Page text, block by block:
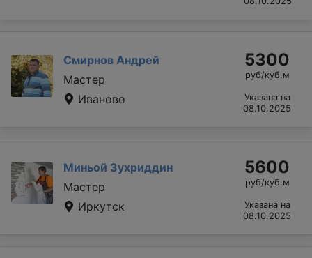
Смирнов Андрей
Мастер
Иваново
5300
руб/куб.м
Указана на
08.10.2025
Миньой Зухриддин
Мастер
Иркутск
5600
руб/куб.м
Указана на
08.10.2025